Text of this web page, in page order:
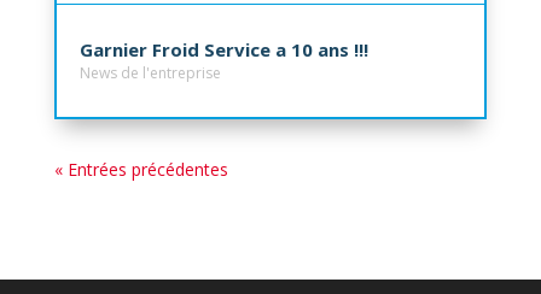
Garnier Froid Service a 10 ans !!!
News de l'entreprise
« Entrées précédentes